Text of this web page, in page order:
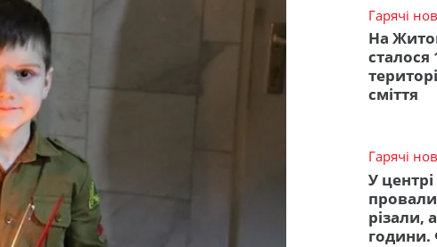
Гарячі
На
сміття
Гарячі
У
різали,